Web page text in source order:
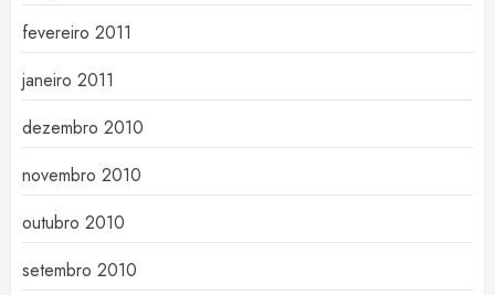
fevereiro 2011
janeiro 2011
dezembro 2010
novembro 2010
outubro 2010
setembro 2010